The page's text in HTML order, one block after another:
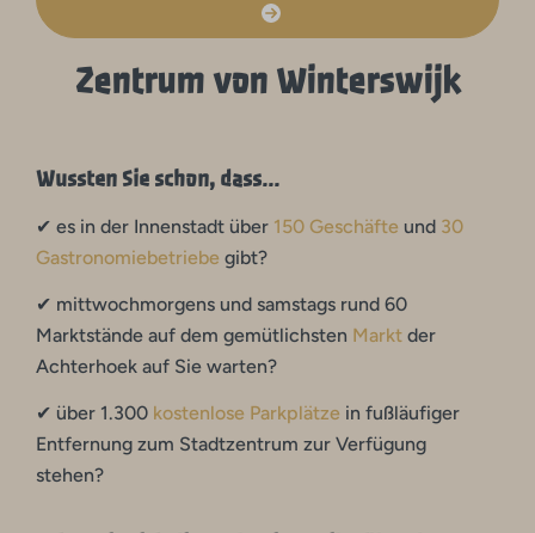
Zentrum von Winterswijk
Wussten Sie schon, dass...
✔ es in der Innenstadt über 150 Geschäfte und 30
Gastronomiebetriebe gibt?
✔ mittwochmorgens und samstags rund 60
Marktstände auf dem gemütlichsten Markt der
Achterhoek auf Sie warten?
✔ über 1.300 kostenlose Parkplätze in fußläufiger
Entfernung zum Stadtzentrum zur Verfügung
stehen?